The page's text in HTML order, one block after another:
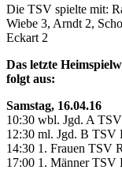
Die TSV spielte mit:
Wiebe 3, Arndt 2,
Eckart 2
Das letzte
folgt aus:
Samstag, 16.04.16
10:30 wbl. Jgd. A
12:30 ml. Jgd. B TSV
14:30 1. Frauen TSV
17:00 1. Männer TSV